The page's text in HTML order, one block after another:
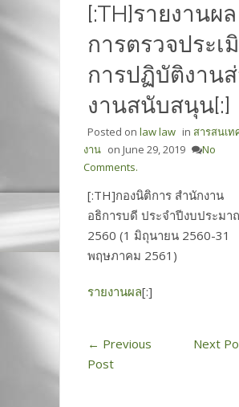
[:TH]รายงานผล
การตรวจประเ
การปฏิบัติงาน
งานสนับสนุน[:]
Posted on law law in สารสนเ
งาน on June 29, 2019
No
Comments.
[:TH]กองนิติการ สำนักงาน
อธิการบดี ประจำปีงบประม
2560 (1 มิถุนายน 2560-31
พฤษภาคม 2561)
รายงานผล[:]
← Previous
Post
Next